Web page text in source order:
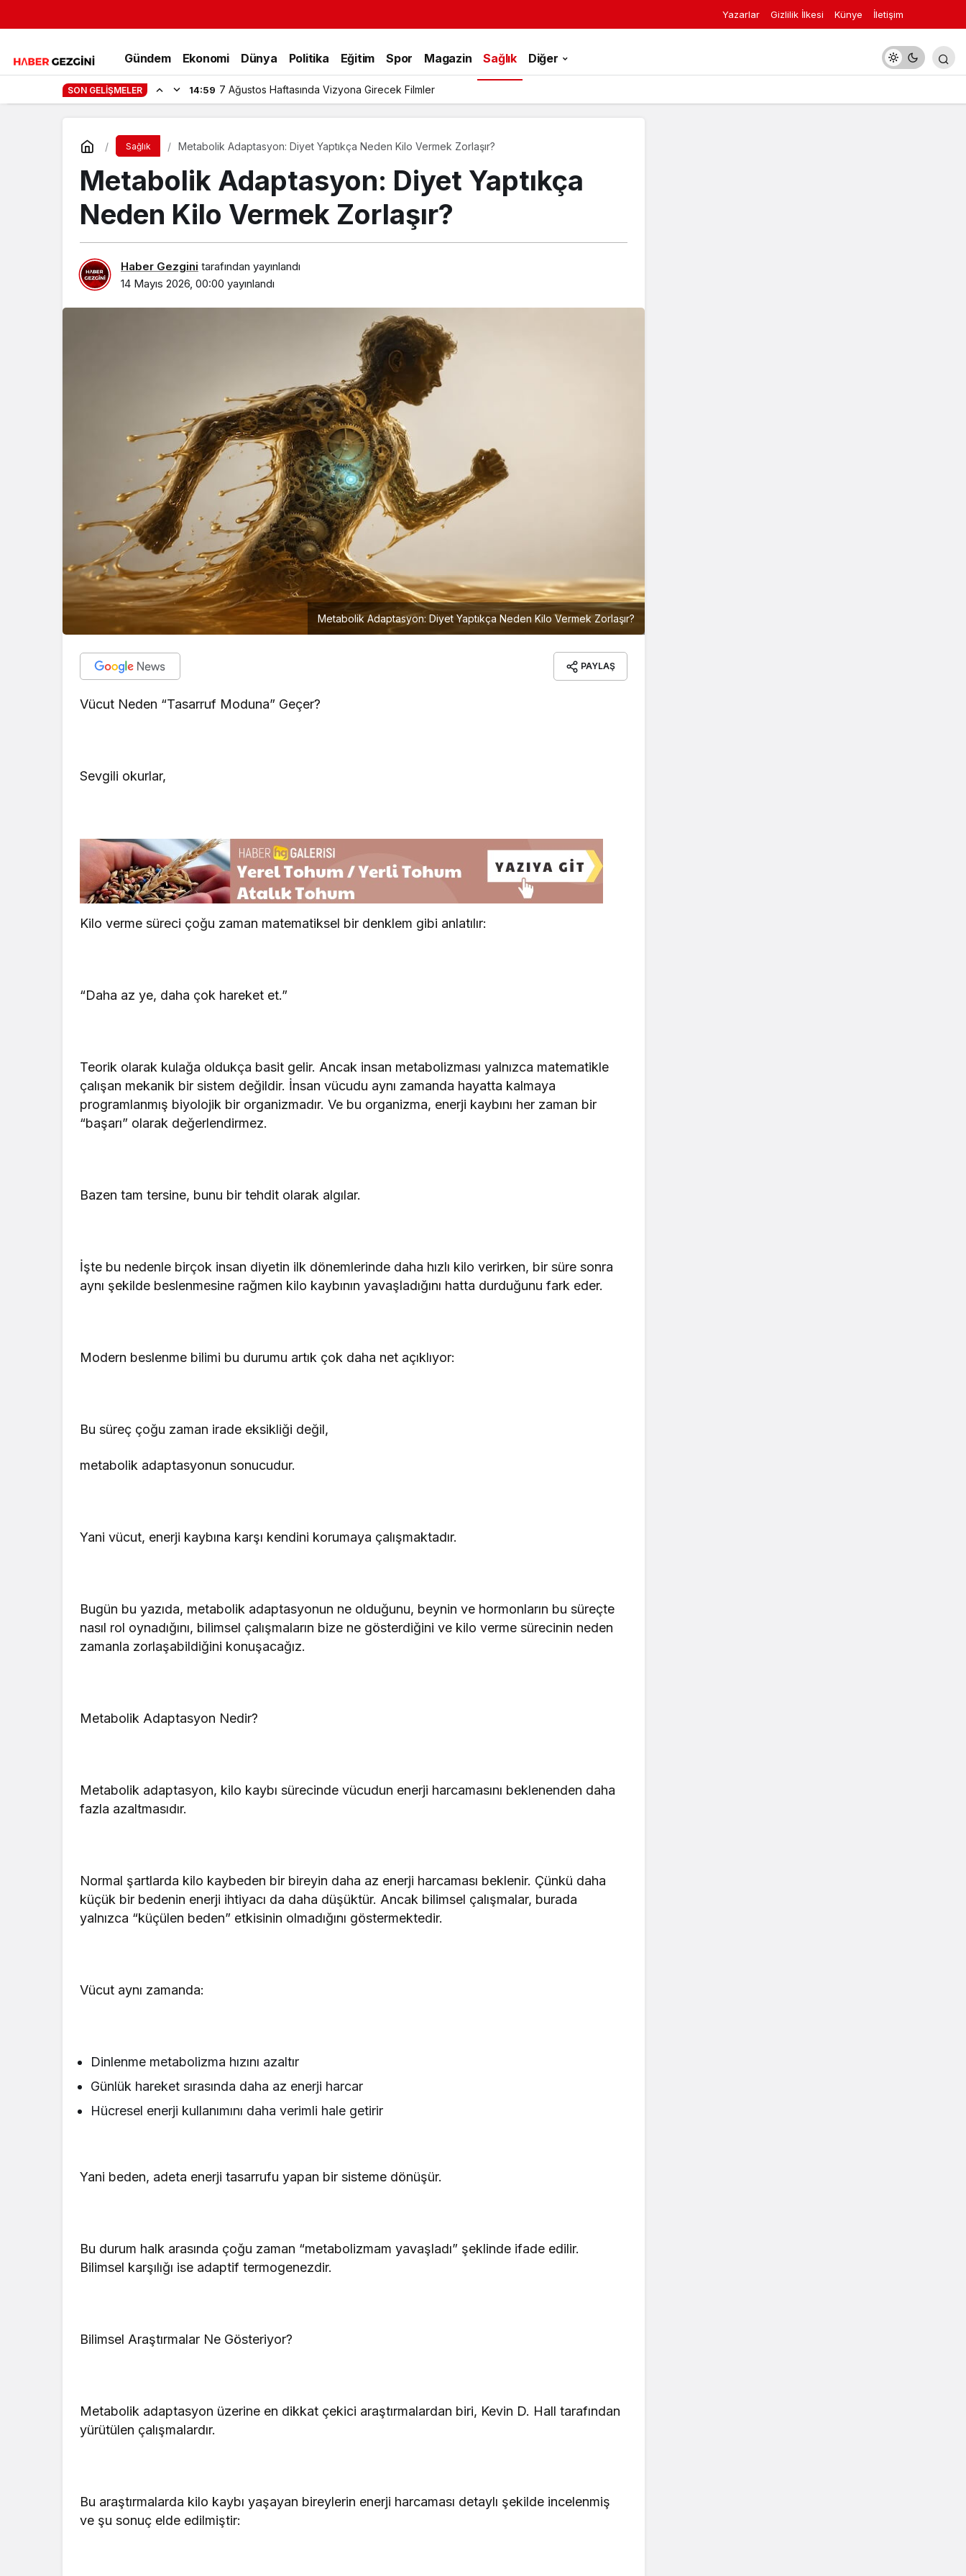
Yazarlar Gizlilik İlkesi Künye İletişim
Gündem Ekonomi Dünya Politika Eğitim Spor Magazin Sağlık Diğer
SON GELIŞMELER 14:59 7 Ağustos Haftasında Vizyona Girecek Filmler
Sağlık Metabolik Adaptasyon: Diyet Yaptıkça Neden Kilo Vermek Zorlaşır?
Metabolik Adaptasyon: Diyet Yaptıkça
Neden Kilo Vermek Zorlaşır?
Haber Gezgini tarafından yayınlandı
14 Mayıs 2026, 00:00 yayınlandı
Metabolik Adaptasyon: Diyet Yaptıkça Neden Kilo Vermek Zorlaşır?
PAYLAŞ
Vücut Neden “Tasarruf Moduna” Geçer?
Sevgili okurlar,
Kilo verme süreci çoğu zaman matematiksel bir denklem gibi anlatılır:
“Daha az ye, daha çok hareket et.”
Teorik olarak kulağa oldukça basit gelir. Ancak insan metabolizması yalnızca matematikle
çalışan mekanik bir sistem değildir. İnsan vücudu aynı zamanda hayatta kalmaya
programlanmış biyolojik bir organizmadır. Ve bu organizma, enerji kaybını her zaman bir
“başarı” olarak değerlendirmez.
Bazen tam tersine, bunu bir tehdit olarak algılar.
İşte bu nedenle birçok insan diyetin ilk dönemlerinde daha hızlı kilo verirken, bir süre sonra
aynı şekilde beslenmesine rağmen kilo kaybının yavaşladığını hatta durduğunu fark eder.
Modern beslenme bilimi bu durumu artık çok daha net açıklıyor:
Bu süreç çoğu zaman irade eksikliği değil,
metabolik adaptasyonun sonucudur.
Yani vücut, enerji kaybına karşı kendini korumaya çalışmaktadır.
Bugün bu yazıda, metabolik adaptasyonun ne olduğunu, beynin ve hormonların bu süreçte
nasıl rol oynadığını, bilimsel çalışmaların bize ne gösterdiğini ve kilo verme sürecinin neden
zamanla zorlaşabildiğini konuşacağız.
Metabolik Adaptasyon Nedir?
Metabolik adaptasyon, kilo kaybı sürecinde vücudun enerji harcamasını beklenenden daha
fazla azaltmasıdır.
Normal şartlarda kilo kaybeden bir bireyin daha az enerji harcaması beklenir. Çünkü daha
küçük bir bedenin enerji ihtiyacı da daha düşüktür. Ancak bilimsel çalışmalar, burada
yalnızca “küçülen beden” etkisinin olmadığını göstermektedir.
Vücut aynı zamanda:
Dinlenme metabolizma hızını azaltır
Günlük hareket sırasında daha az enerji harcar
Hücresel enerji kullanımını daha verimli hale getirir
Yani beden, adeta enerji tasarrufu yapan bir sisteme dönüşür.
Bu durum halk arasında çoğu zaman “metabolizmam yavaşladı” şeklinde ifade edilir.
Bilimsel karşılığı ise adaptif termogenezdir.
Bilimsel Araştırmalar Ne Gösteriyor?
Metabolik adaptasyon üzerine en dikkat çekici araştırmalardan biri, Kevin D. Hall tarafından
yürütülen çalışmalardır.
Bu araştırmalarda kilo kaybı yaşayan bireylerin enerji harcaması detaylı şekilde incelenmiş
ve şu sonuç elde edilmiştir: